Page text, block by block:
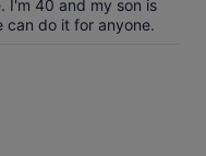
I'm 40 and my son is
can do it for anyone.